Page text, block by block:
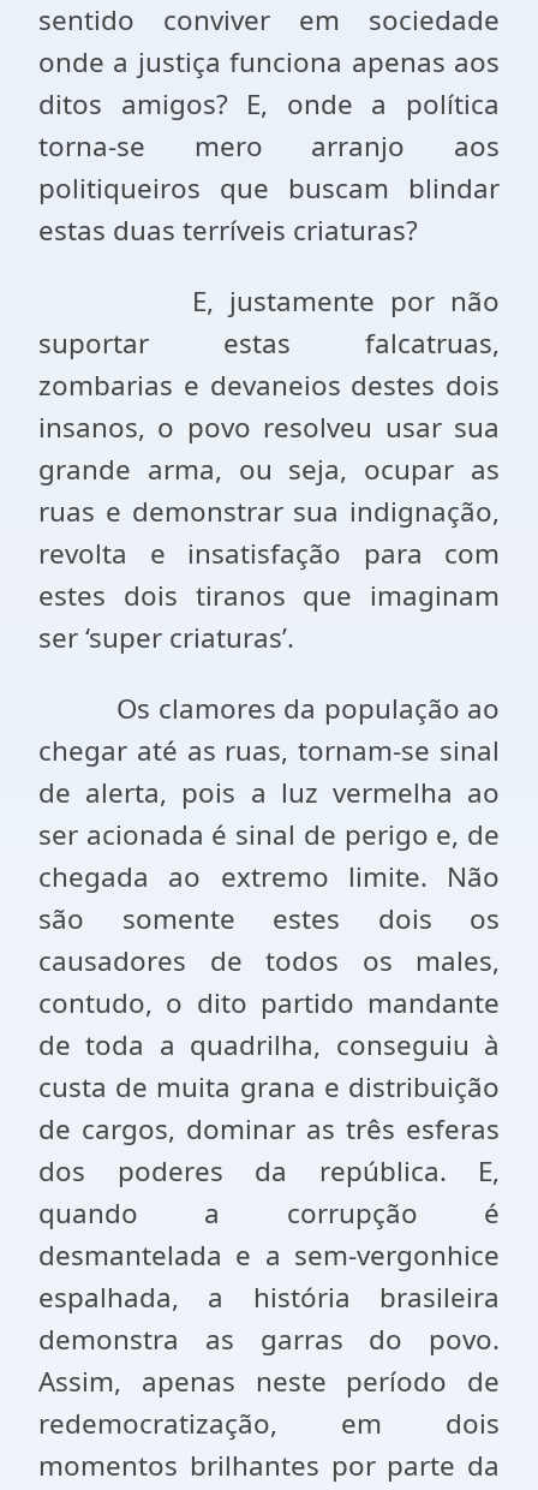
sentido conviver em sociedade
onde a justiça funciona apenas aos
ditos amigos? E, onde a política
torna-se mero arranjo aos
politiqueiros que buscam blindar
estas duas terríveis criaturas?
E, justamente por não
suportar estas falcatruas,
zombarias e devaneios destes dois
insanos, o povo resolveu usar sua
grande arma, ou seja, ocupar as
ruas e demonstrar sua indignação,
revolta e insatisfação para com
estes dois tiranos que imaginam
ser ‘super criaturas’.
Os clamores da população ao
chegar até as ruas, tornam-se sinal
de alerta, pois a luz vermelha ao
ser acionada é sinal de perigo e, de
chegada ao extremo limite. Não
são somente estes dois os
causadores de todos os males,
contudo, o dito partido mandante
de toda a quadrilha, conseguiu à
custa de muita grana e distribuição
de cargos, dominar as três esferas
dos poderes da república. E,
quando a corrupção é
desmantelada e a sem-vergonhice
espalhada, a história brasileira
demonstra as garras do povo.
Assim, apenas neste período de
redemocratização, em dois
momentos brilhantes por parte da